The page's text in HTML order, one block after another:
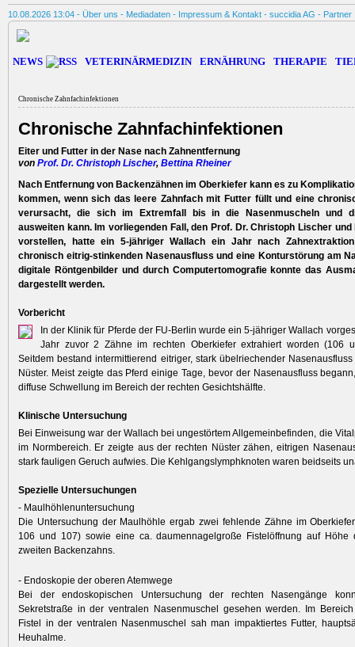
10.08.2026 13:04 - Über uns - Mediadaten - Impressum & Kontakt - succidia AG - Partner
NEWS VETERINÄRMEDIZIN ERNÄHRUNG THERAPIE
Chronische Zahnfachinfektionen
Chronische Zahnfachinfektionen
Eiter und Futter in der Nase nach Zahnentfernung
von Prof. Dr. Christoph Lischer, Bettina Rheiner
Nach Entfernung von Backenzähnen im Oberkiefer kann es zu
kommen, wenn sich das leere Zahnfach mit Futter füllt und eine
verursacht, die sich im Extremfall bis in die Nasenmuscheln und
ausweiten kann. Im vorliegenden Fall, den Prof. Dr. Christoph Lischer
vorstellen, hatte ein 5-jähriger Wallach ein Jahr nach
chronisch eitrig-stinkenden Nasenausfluss und eine Konturstörung am
digitale Röntgenbilder und durch Computertomografie konnte das
dargestellt werden.
Vorbericht
In der Klinik für Pferde der FU-Berlin wurde ein 5-jähriger Wallach
Jahr zuvor 2 Zähne im rechten Oberkiefer extrahiert worden (106
Seitdem bestand intermittierend eitriger, stark übelriechender
Nüster. Meist zeigte das Pferd einige Tage, bevor der Nasenausfluss
diffuse Schwellung im Bereich der rechten Gesichtshälfte.
Klinische Untersuchung
Bei Einweisung war der Wallach bei ungestörtem Allgemeinbefinden, die
im Normbereich. Er zeigte aus der rechten Nüster zähen, eitrigen
stark fauligen Geruch aufwies. Die Kehlgangslymphknoten waren beidseits
Spezielle Untersuchungen
- Maulhöhlenuntersuchung
Die Untersuchung der Maulhöhle ergab zwei fehlende Zähne im
106 und 107) sowie eine ca. daumennagelgroße Fistelöffnung auf Höhe
zweiten Backenzahns.
- Endoskopie der oberen Atemwege
Bei der endoskopischen Untersuchung der rechten Nasengänge
Sekretstraße in der ventralen Nasenmuschel gesehen werden. Im
Fistel in der ventralen Nasenmuschel sah man impaktiertes Futter,
Heuhalme.